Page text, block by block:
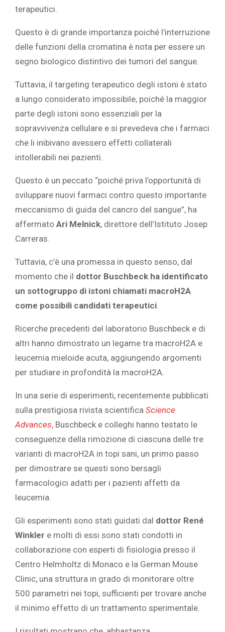
terapeutici.
Questo è di grande importanza poiché l’interruzione
delle funzioni della cromatina è nota per essere un
segno biologico distintivo dei tumori del sangue.
Tuttavia, il targeting terapeutico degli istoni è stato
a lungo considerato impossibile, poiché la maggior
parte degli istoni sono essenziali per la
sopravvivenza cellulare e si prevedeva che i farmaci
che li inibivano avessero effetti collaterali
intollerabili nei pazienti.
Questo è un peccato “poiché priva l’opportunità di
sviluppare nuovi farmaci contro questo importante
meccanismo di guida del cancro del sangue”, ha
affermato Ari Melnick, direttore dell’Istituto Josep
Carreras.
Tuttavia, c’è una promessa in questo senso, dal
momento che il dottor Buschbeck ha identificato
un sottogruppo di istoni chiamati macroH2A
come possibili candidati terapeutici
Ricerche precedenti del laboratorio Buschbeck e di
altri hanno dimostrato un legame tra macroH2A e
leucemia mieloide acuta, aggiungendo argomenti
per studiare in profondità la macroH2A.
In una serie di esperimenti, recentemente pubblicati
sulla prestigiosa rivista scientifica Science
Advances, Buschbeck e colleghi hanno testato le
conseguenze della rimozione di ciascuna delle tre
varianti di macroH2A in topi sani, un primo passo
per dimostrare se questi sono bersagli
farmacologici adatti per i pazienti affetti da
leucemia.
Gli esperimenti sono stati guidati dal dottor René
Winkler e molti di essi sono stati condotti in
collaborazione con esperti di fisiologia presso il
Centro Helmholtz di Monaco e la German Mouse
Clinic, una struttura in grado di monitorare oltre
500 parametri nei topi, sufficienti per trovare anche
il minimo effetto di un trattamento sperimentale.